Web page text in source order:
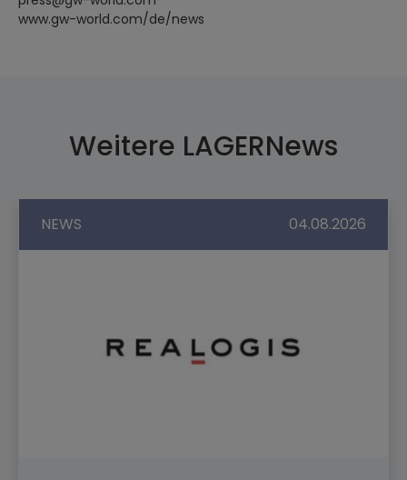
www.gw-world.com/de/news
Weitere LAGERNews
NEWS 04.08.2026